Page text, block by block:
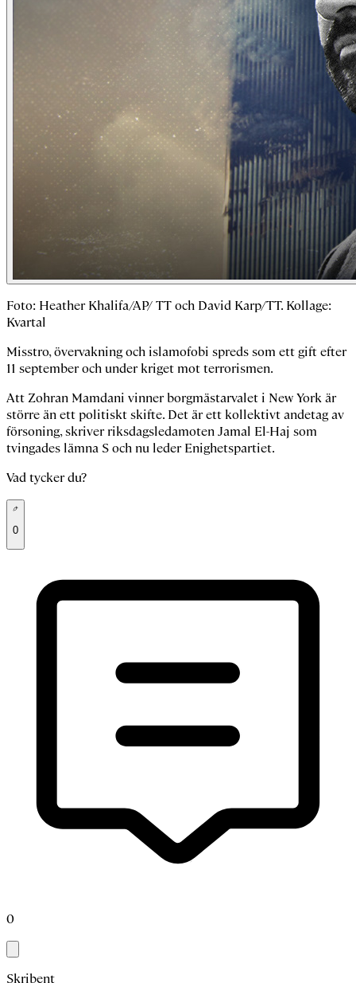
Foto: Heather Khalifa/AP/ TT och David Karp/TT. Kollage:
Kvartal
Misstro, övervakning och islamofobi spreds som ett gift efter
11 september och under kriget mot terrorismen.
Att Zohran Mamdani vinner borgmästarvalet i New York är
större än ett politiskt skifte. Det är ett kollektivt andetag av
försoning, skriver riksdagsledamoten Jamal El-Haj som
tvingades lämna S och nu leder Enighetspartiet.
Vad tycker du?
0
0
Skribent